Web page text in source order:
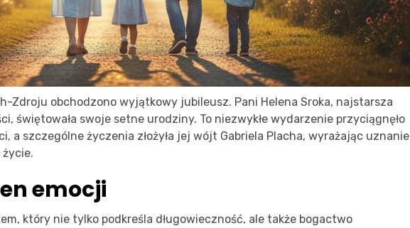
Zdroju obchodzono wyjątkowy jubileusz. Pani Helena Sroka, najstarsza
świętowała swoje setne urodziny. To niezwykłe wydarzenie przyciągnęło
a szczególne życzenia złożyła jej wójt Gabriela Placha, wyrażając uznanie
emocji
który nie tylko podkreśla długowieczność, ale także bogactwo